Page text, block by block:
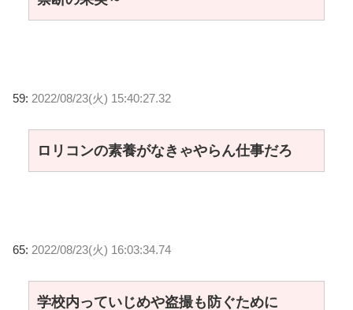
59: 2022/08/23(火) 15:40:27.32
ロリコンの素養がなきゃやらん仕事だろ
65: 2022/08/23(火) 16:03:34.74
学校内っていじめや盗撮も防ぐために